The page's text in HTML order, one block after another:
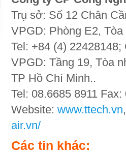
Trụ sở: Số 12 Chân
VPGD: Phòng E2,
Tel: +84 (4)
VPGD: Tầng 19, Tòa
TP Hồ Chí Minh..
Tel: 08.6685 8911
Website: www.ttech.vn
air.vn/
Các tin khác: